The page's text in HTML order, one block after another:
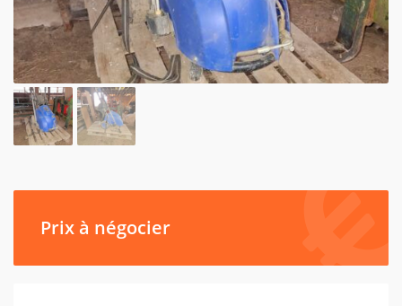
Prix à négocier